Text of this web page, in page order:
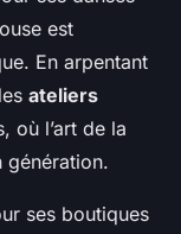
est
En arpentant
ateliers
où l’art de la
génération.
ses boutiques